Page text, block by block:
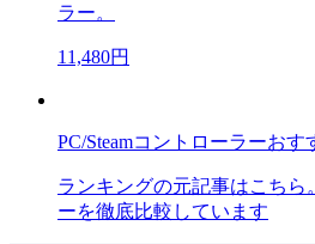
ラー。
11,480円
PC/Steamコントローラーおす
ランキングの元記事はこちら
ーを徹底比較しています